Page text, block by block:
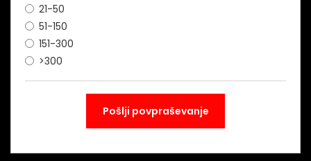
21-50
51-150
151-300
>300